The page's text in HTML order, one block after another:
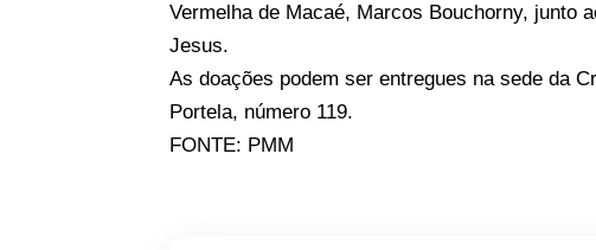
Vermelha de Macaé, Marcos Bouchorny, junto
Jesus.
As doações podem ser entregues na sede da
Portela, número 119.
FONTE: PMM